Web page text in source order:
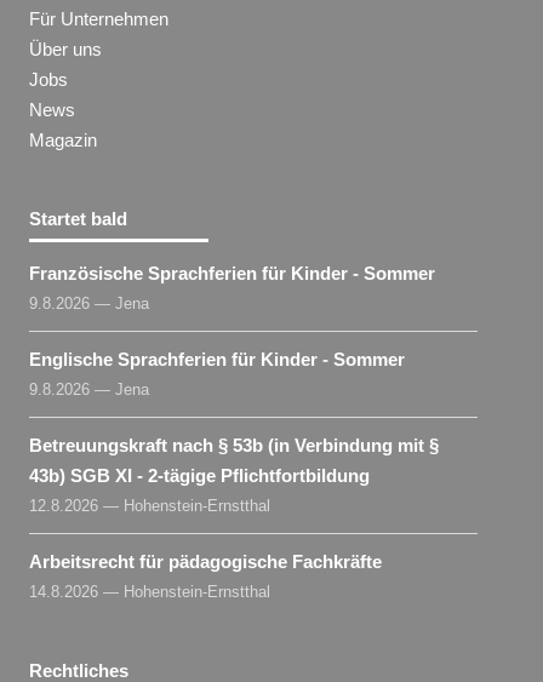
Für Unternehmen
Über uns
Jobs
News
Magazin
Startet bald
Französische Sprachferien für Kinder - Sommer
9.8.2026 — Jena
Englische Sprachferien für Kinder - Sommer
9.8.2026 — Jena
Betreuungskraft nach § 53b (in Verbindung mit §
43b) SGB XI - 2-tägige Pflichtfortbildung
12.8.2026 — Hohenstein-Ernstthal
Arbeitsrecht für pädagogische Fachkräfte
14.8.2026 — Hohenstein-Ernstthal
Rechtliches